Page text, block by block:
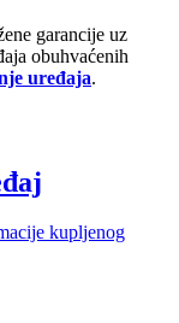
garancije uz
obuhvaćenih
uređaja.
kupljenog